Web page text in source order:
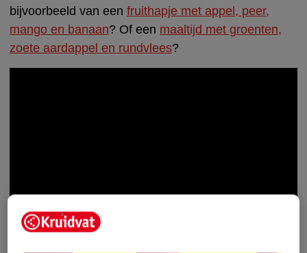
bijvoorbeeld van een fruithapje met appel, peer,
mango en banaan? Of een maaltijd met groenten,
zoete aardappel en rundvlees?